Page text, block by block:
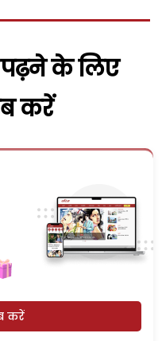
के लिए
करें
करें